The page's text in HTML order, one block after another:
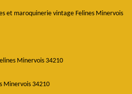
et maroquinerie vintage Felines Minervois
Minervois 34210
Minervois 34210